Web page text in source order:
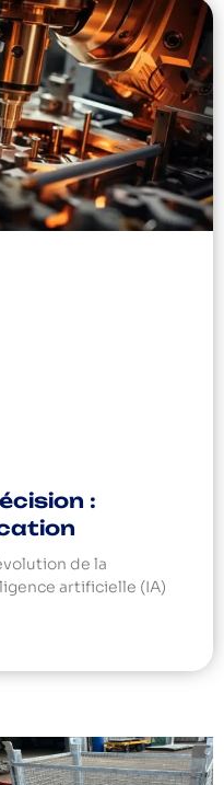
:
de la
artificielle (IA)